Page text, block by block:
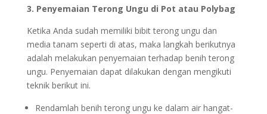
3. Penyemaian Terong Ungu di Pot atau Polybag
Ketika Anda sudah memiliki bibit terong ungu dan
media tanam seperti di atas, maka langkah berikutnya
adalah melakukan penyemaian terhadap benih terong
ungu. Penyemaian dapat dilakukan dengan mengikuti
teknik berikut ini.
Rendamlah benih terong ungu ke dalam air hangat-